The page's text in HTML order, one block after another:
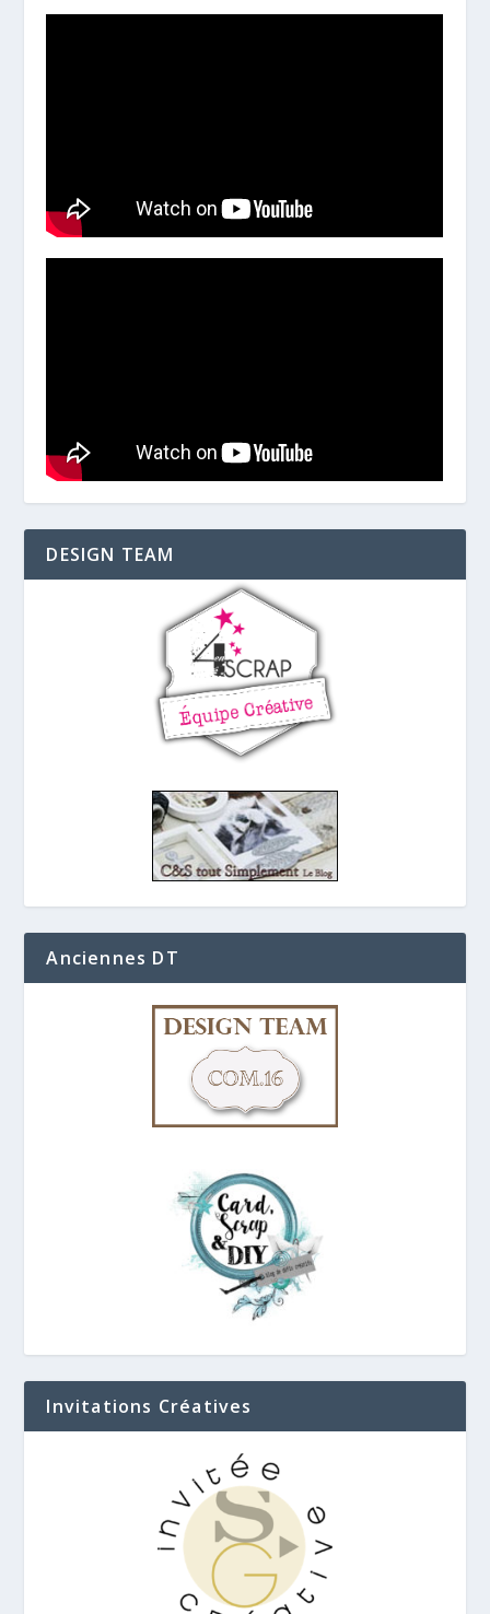
DESIGN TEAM
Anciennes DT
Invitations Créatives